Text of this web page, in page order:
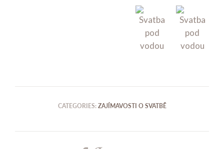
CATEGORIES: ZAJÍMAVOSTI O SVATBĚ